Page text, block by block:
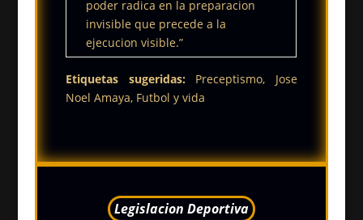
poder radica en la preparacion
invisible que precede a la
ejecucion visible.”
Etiquetas sugeridas: Preceptismo, Jose
Noel Amaya, Futbol y vida
Legislacion Deportiva